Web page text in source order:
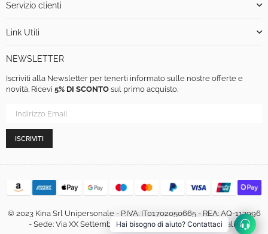
Servizio clienti
Link Utili
NEWSLETTER
Iscriviti alla Newsletter per tenerti informato sulle nostre offerte e
novità. Ricevi 5% DI SCONTO sul primo acquisto.
ISCRIVITI
© 2023 Kina Srl Unipersonale - P.IVA: IT01702050665 - REA: AQ-113996
- Sede: Via XX Settembre, 460, 67051 Avezzano (AQ) - Italia
Hai bisogno di aiuto? Contattaci